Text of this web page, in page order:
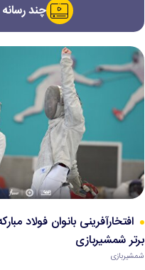
چند
افتخارآفرینی بانوان فولاد
برتر شمشیربازی
شمشیربازی